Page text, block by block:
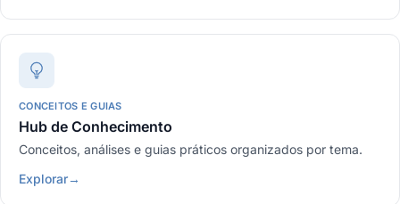
CONCEITOS E GUIAS
Hub de Conhecimento
Conceitos, análises e guias práticos organizados por tema.
Explorar→